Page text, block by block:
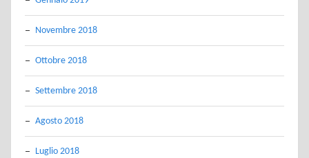
Novembre 2018
Ottobre 2018
Settembre 2018
Agosto 2018
Luglio 2018